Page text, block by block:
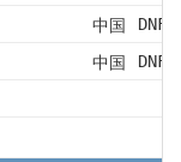
中国 DNF
中国 DNF